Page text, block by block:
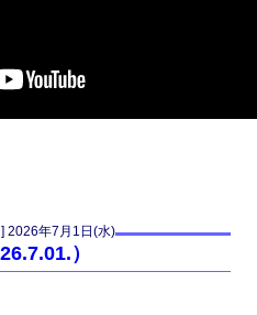
] 2026年7月1日(水)
）